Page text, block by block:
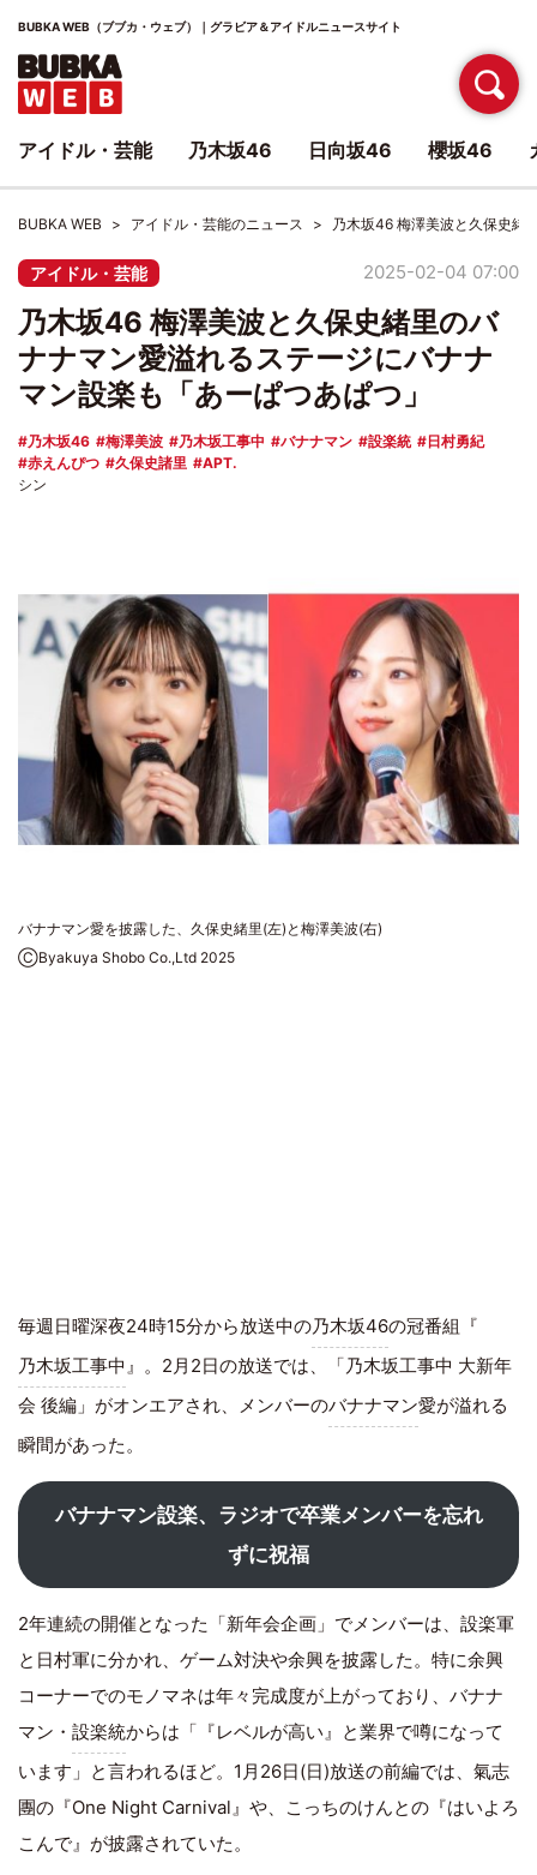
BUBKA WEB（ブブカ・ウェブ）｜グラビア＆アイドルニュースサイト
BUBKA WEB アイドル・芸能のニュース 乃木坂46 梅澤美波と久保史緒
アイドル・芸能 2025-02-04 07:00
乃木坂46 梅澤美波と久保史緒里のバ
ナナマン愛溢れるステージにバナナ
マン設楽も「あーぱつあぱつ」
乃木坂46 梅澤美波 乃木坂工事中 バナナマン 設楽統
日村勇紀
赤えんぴつ
久保史諸里
APT.
シン
バナナマン愛を披露した、久保史緒里(左)と梅澤美波(右)
ⒸByakuya Shobo Co.,Ltd 2025
毎週日曜深夜24時15分から放送中の乃木坂46の冠番組『
乃木坂工事中 』。2月2日の放送では、「乃木坂工事中 大新年
会 後編」がオンエアされ、メンバーのバナナマン愛が溢れる
瞬間があった。
バナナマン設楽、ラジオで卒業メンバーを忘れ
ずに祝福
2年連続の開催となった「新年会企画」でメンバーは、設楽軍
と日村軍に分かれ、ゲーム対決や余興を披露した。特に余興
コーナーでのモノマネは年々完成度が上がっており、バナナ
マン・ 設楽統からは「『レベルが高い』と業界で噂になって
います」と言われるほど。1月26日(日)放送の前編では、氣志
團の『One Night Carnival』や、こっちのけんとの『はいよろ
こんで』が披露されていた。
アイドル・芸能 乃木坂46 日向坂46 櫻坂46